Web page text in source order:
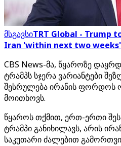
მსგავსიTRT Global - Trump
Iran 'within next two
CBS News-მა, წყაროზე
ტრამპს სჯერა ვარიანტები
შესრულება ირანის ფორდოს
მოითხოვს.
წყაროს თქმით, ერთ-ერთი
ტრამპი განიხილავს, არის
საკუთარი ძალებით